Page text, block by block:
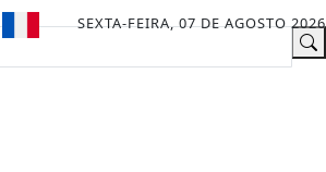
SEXTA-FEIRA, 07 DE AGOSTO 2026